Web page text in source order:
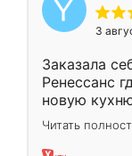
3
Заказала
Ренессанс
новую
вполне
два года,
Читать